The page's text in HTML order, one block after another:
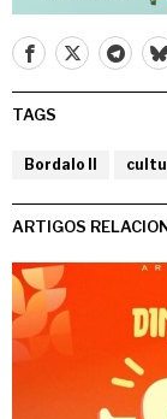
TAGS
Bordalo II
ARTIGOS